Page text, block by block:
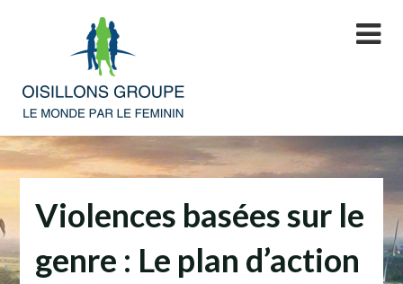
Violences basées sur le
genre : Le plan d’action